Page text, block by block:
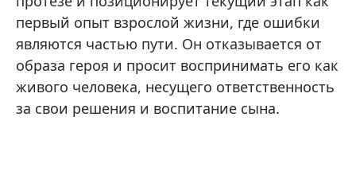
первый опыт взрослой жизни, где ошибки
являются частью пути. Он отказывается от
образа героя и просит воспринимать его как
живого человека, несущего ответственность
за свои решения и воспитание сына.